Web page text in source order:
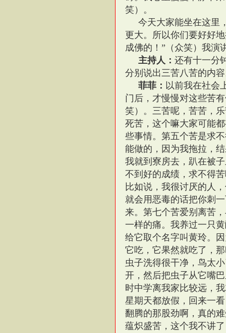
笑）。
今天大家能坐在这里
更大。所以你们要好好
成佛的！”（众笑）我演
主持人： 还有十一分
分别说出三苦八苦的内
菲菲： 以前我在社会
门后，才慢慢对这些苦
笑）。三苦呢，苦苦，
死苦，这个嘛大家可能
些事情。第五个苦是求
能做的，因为我拖拉，
我就到寮房去，趴在被
不到好的成绩，求不得
比如说，我很讨厌的人
就会用恶毒的话把你刺
来。第七个苦爱别离苦
一样的痛。我养过一只
给它取个名字叫黄玲。
它吃，它果然就吃了，
虫子洗得很干净，鸟太
开，然后把虫子从它嘴
时中学离我家比较远，
星期天都放假，回来一
翻腾的那股劲啊，真的
蕴炽盛苦，这个我不讲